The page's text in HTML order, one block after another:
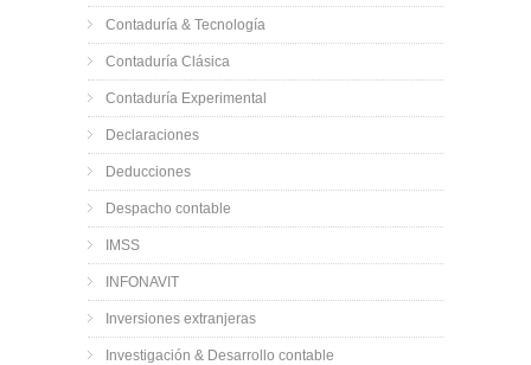
Contaduría & Tecnología
Contaduría Clásica
Contaduría Experimental
Declaraciones
Deducciones
Despacho contable
IMSS
INFONAVIT
Inversiones extranjeras
Investigación & Desarrollo contable